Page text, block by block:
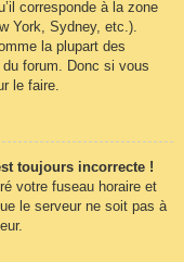
corresponde à la zone
York, Sydney, etc.).
la plupart des
du forum. Donc si vous
le faire.
toujours incorrecte !
votre fuseau horaire et
le serveur ne soit pas à